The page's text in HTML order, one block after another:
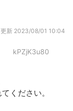
新 2023/08/01 10:04
kPZjK3u80
ください。